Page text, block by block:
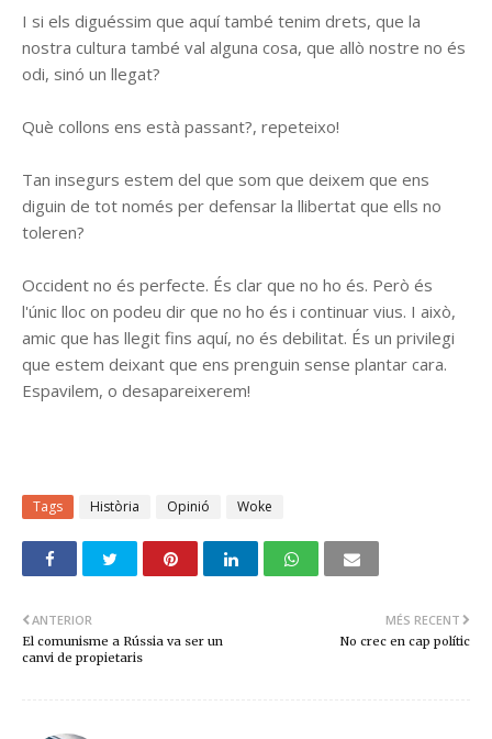
I si els diguéssim que aquí també tenim drets, que la
nostra cultura també val alguna cosa, que allò nostre no és
odi, sinó un llegat?
Què collons ens està passant?, repeteixo!
Tan insegurs estem del que som que deixem que ens
diguin de tot només per defensar la llibertat que ells no
toleren?
Occident no és perfecte. És clar que no ho és. Però és
l'únic lloc on podeu dir que no ho és i continuar vius. I això,
amic que has llegit fins aquí, no és debilitat. És un privilegi
que estem deixant que ens prenguin sense plantar cara.
Espavilem, o desapareixerem!
Tags Història Opinió Woke
MÉS RECENT
No crec en cap polític
ANTERIOR
El comunisme a Rússia va ser un
canvi de propietaris